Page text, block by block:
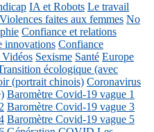
IA et Robots Le travail
Violences faites aux femmes No
Confiance et relations
innovations Confiance
Vidéos Sexisme Santé Europe
écologique (avec
(portrait chinois) Coronavirus
Baromètre Covid-19 vague 1
Baromètre Covid-19 vague 3
Baromètre Covid-19 vague 5